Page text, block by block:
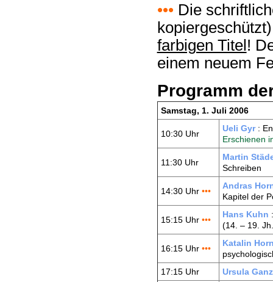
••• Die
farbigen Titel!
einem neuem
Programm
Samstag, 1. Juli 2006
10:30 Uhr
Ueli Gyr:
Erschienen
11:30 Uhr
Martin
Schreiben
14:30 Uhr •••
Andras
Kapitel der
15:15 Uhr •••
Hans Kuhn
(14. – 19.
16:15 Uhr •••
Katalin
17:15 Uhr
Ursula